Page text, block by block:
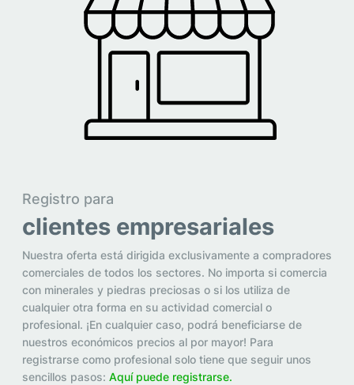
Registro para
clientes empresariales
Nuestra oferta está dirigida exclusivamente a compradores
comerciales de todos los sectores. No importa si comercia
con minerales y piedras preciosas o si los utiliza de
cualquier otra forma en su actividad comercial o
profesional. ¡En cualquier caso, podrá beneficiarse de
nuestros económicos precios al por mayor! Para
registrarse como profesional solo tiene que seguir unos
sencillos pasos: Aquí puede registrarse.